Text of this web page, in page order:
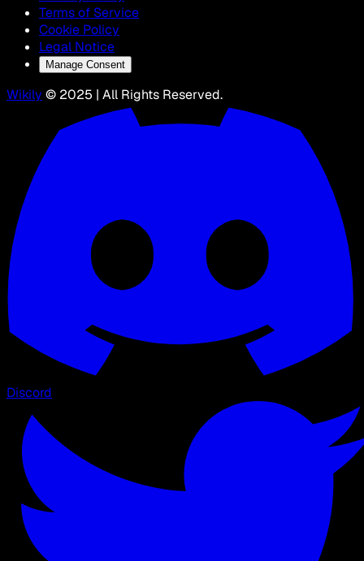
Terms of Service
Cookie Policy
Legal Notice
Manage Consent
Wikily © 2025 | All Rights Reserved.
Discord